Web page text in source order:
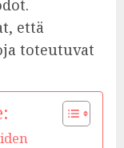
että
toteutuvat